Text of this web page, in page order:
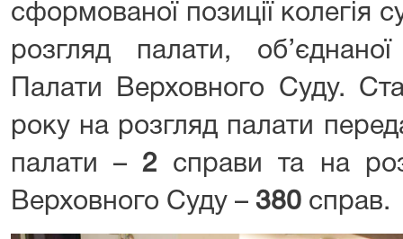
сформованої позиції колегія
розгляд палати,
Палати Верховного Суду.
року на розгляд палати
палати –
2
справи та на
Верховного Суду – 380 справ.